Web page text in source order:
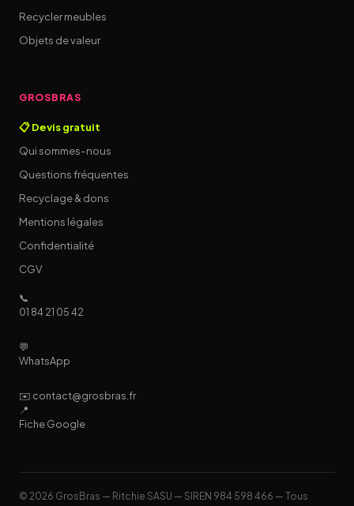
Recycler meubles
Objets de valeur
GROSBRAS
📋 Devis gratuit
Qui sommes-nous
Questions fréquentes
Recyclage & dons
Mentions légales
Confidentialité
CGV
📞
01 84 21 05 42
💬
WhatsApp
✉️ contact@grosbras.fr
📍
Fiche Google
© 2026 GrosBras — Ritchie SASU — SIREN 984 598 466 — Tous